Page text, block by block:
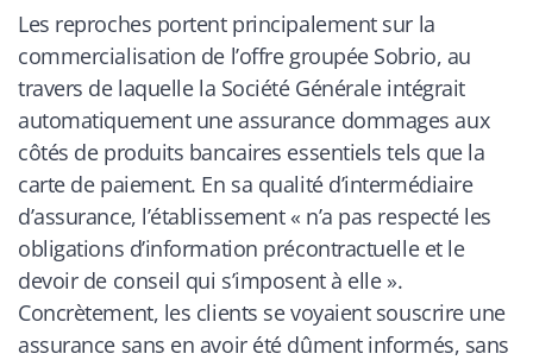
Les reproches portent principalement sur la
commercialisation de l’offre groupée Sobrio, au
travers de laquelle la Société Générale intégrait
automatiquement une assurance dommages aux
côtés de produits bancaires essentiels tels que la
carte de paiement. En sa qualité d’intermédiaire
d’assurance, l’établissement « n’a pas respecté les
obligations d’information précontractuelle et le
devoir de conseil qui s’imposent à elle ».
Concrètement, les clients se voyaient souscrire une
assurance sans en avoir été dûment informés, sans